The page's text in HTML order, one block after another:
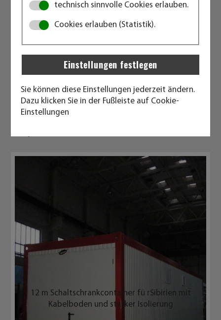
technisch sinnvolle Cookies erlauben.
Cookies erlauben (Statistik).
Sie können diese Einstellungen jederzeit ändern.
Dazu klicken Sie in der Fußleiste auf Cookie-
Einstellungen
können wir Ihnen jedoch auch für diesen Zweck
umgbaute Seecontainer mit CSC-Zulassung
anbieten. Am endgültigen Aufstellort muss ein
befestigter Untergrund bauseits vorbereitet sein. Zur
Entladung und Aufstellung wird ein Autokran
benötigt. Bei normalen Bedingungen ist dies eine
Angelegenheit von max. 20 Minuten. Danach müssen
nur noch die Verbindungsanschlüsse bauseits erstellt
werden und die Nutzung kann beginnen.
Beispielfotos und Details
12 m Schaltschrankcontainer fü rSibirien mit
angepasst an Kundenbedürfnisse und
Innenverkleidung Trapezblech (unlackiert)